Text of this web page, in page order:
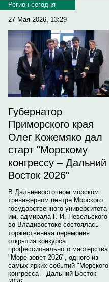
Регион сегодня
27 Мая 2026, 13:29
Губернатор
Приморского края
Олег Кожемяко дал
старт "Морскому
конгрессу – Дальний
Восток 2026"
В Дальневосточном морском
тренажерном центре Морского
государственного университета
им. адмирала Г. И. Невельского
во Владивостоке состоялась
торжественная церемония
открытия конкурса
профессионального мастерства
"Море зовет 2026", одного из
самых ярких событий "Морского
конгресса – Дальний Восток